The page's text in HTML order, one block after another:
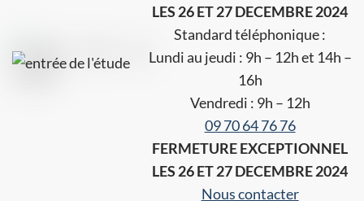
LES 26 ET 27 DECEMBRE 2024
Standard téléphonique :
Lundi au jeudi : 9h – 12h et 14h –
16h
Vendredi : 9h – 12h
09 70 64 76 76
FERMETURE EXCEPTIONNEL
LES 26 ET 27 DECEMBRE 2024
Nous contacter